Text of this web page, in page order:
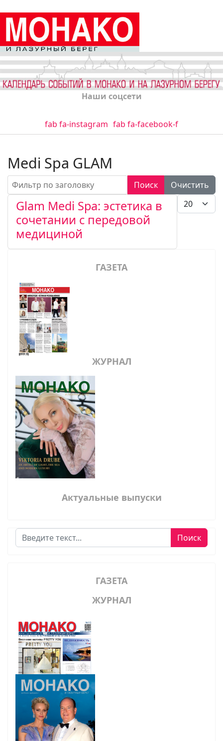
Наши соцсети
fab fa-instagram fab fa-facebook-f
Medi Spa GLAM
Фильтр по заголовку Поиск
Очистить
Кол-во
Glam Medi Spa: эстетика в
сочетании с передовой
медициной
ГАЗЕТА
ЖУРНАЛ
Актуальные выпуски
Поиск Поиск
ГАЗЕТА
ЖУРНАЛ